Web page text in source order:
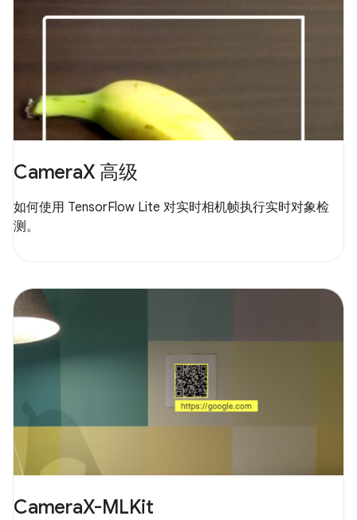
CameraX 高级
如何使用 TensorFlow Lite 对实时相机帧执行实时对象检
测。
CameraX-MLKit